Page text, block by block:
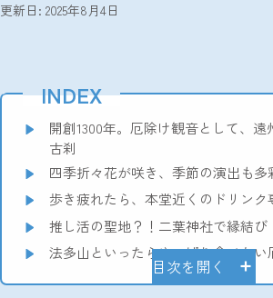
更新日: 2025年8月4日
目次を開く
INDEX
開創1300年。厄除け観音として、
古刹
四季折々花が咲き、季節の演出も多
歩き疲れたら、本堂近くのドリンク
推し活の聖地？！二葉神社で縁結び
法多山といったらやっぱり食べたい